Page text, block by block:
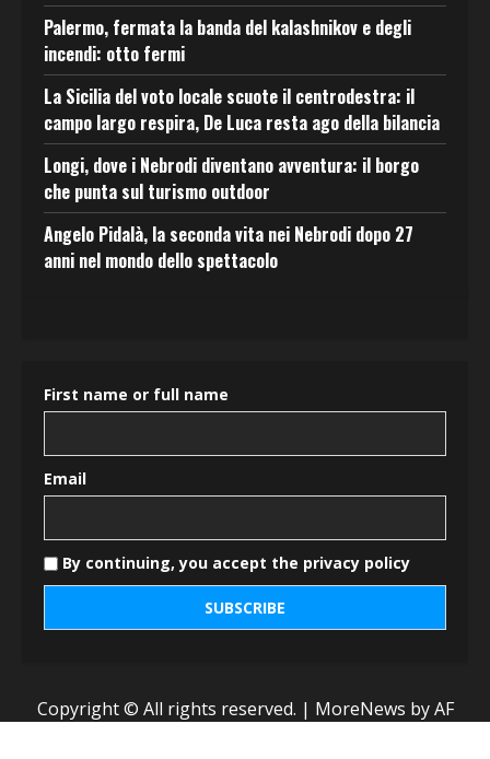
Palermo, fermata la banda del kalashnikov e degli
incendi: otto fermi
La Sicilia del voto locale scuote il centrodestra: il
campo largo respira, De Luca resta ago della bilancia
Longi, dove i Nebrodi diventano avventura: il borgo
che punta sul turismo outdoor
Angelo Pidalà, la seconda vita nei Nebrodi dopo 27
anni nel mondo dello spettacolo
First name or full name
Email
By continuing, you accept the privacy policy
Copyright © All rights reserved. | MoreNews by AF